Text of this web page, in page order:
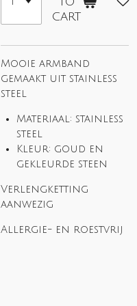
cart
Mooie armband
gemaakt uit stainless
steel
Materiaal: stainless
steel
Kleur: goud en
gekleurde steen
Verlengketting
aanwezig
Allergie- en roestvrij